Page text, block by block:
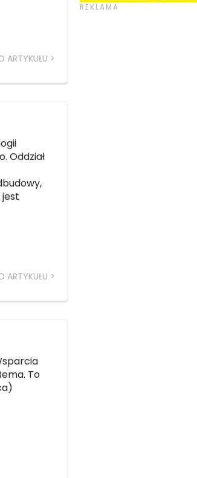
ARTYKUŁU
Oddział
ARTYKUŁU
To